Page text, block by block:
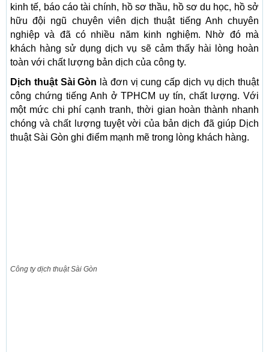
kinh tế, báo cáo tài chính, hồ sơ thầu, hồ sơ du học, hồ sở
hữu đội ngũ chuyên viên dịch thuật tiếng Anh chuyên
nghiệp và đã có nhiều năm kinh nghiệm. Nhờ đó mà
khách hàng sử dụng dịch vụ sẽ cảm thấy hài lòng hoàn
toàn với chất lượng bản dịch của công ty.
Dịch thuật Sài Gòn là đơn vị cung cấp dịch vụ dịch thuật
công chứng tiếng Anh ở TPHCM uy tín, chất lượng. Với
một mức chi phí cạnh tranh, thời gian hoàn thành nhanh
chóng và chất lượng tuyệt vời của bản dịch đã giúp Dịch
thuật Sài Gòn ghi điểm mạnh mẽ trong lòng khách hàng.
Công ty dịch thuật Sài Gòn